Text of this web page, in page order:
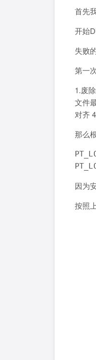
首先
开始
失败
第一
1.废
文件
对齐
那么
因为
按照